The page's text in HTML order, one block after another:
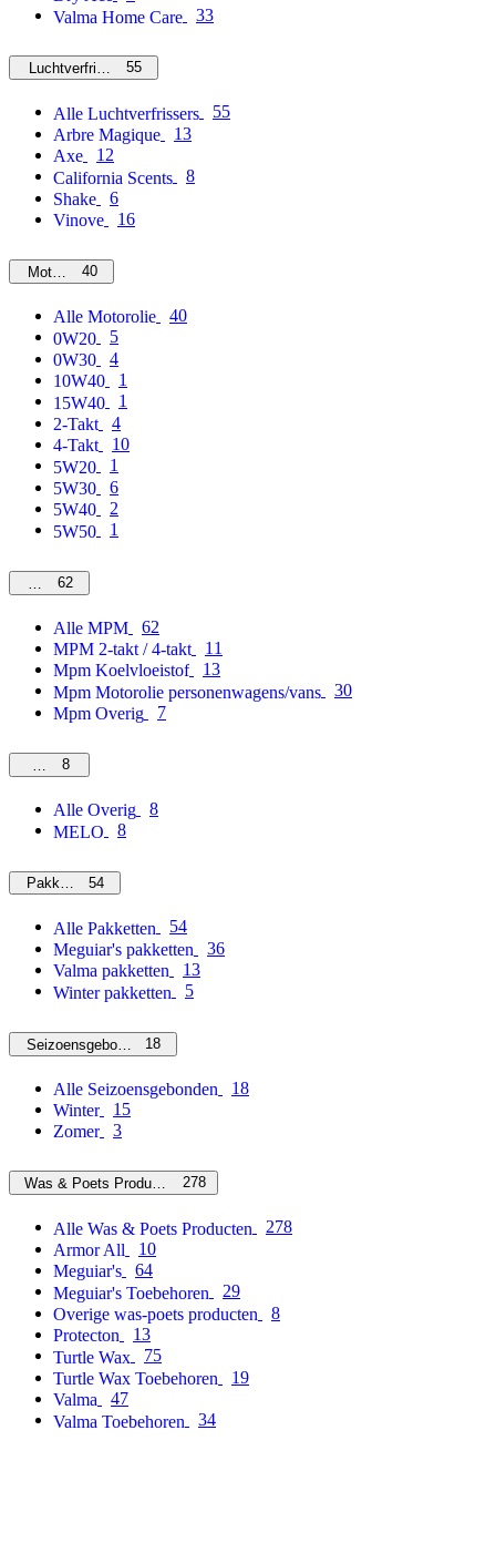
Valma Home Care
33
Luchtverfrissers55
Alle Luchtverfrissers
55
Arbre Magique
13
Axe
12
California Scents
8
Shake
6
Vinove
16
Motorolie40
Alle Motorolie
40
0W20
5
0W30
4
10W40
1
15W40
1
2-Takt
4
4-Takt
10
5W20
1
5W30
6
5W40
2
5W50
1
MPM62
Alle MPM
62
MPM 2-takt / 4-takt
11
Mpm Koelvloeistof
13
Mpm Motorolie personenwagens/vans
30
Mpm Overig
7
Overig
8
Alle Overig
8
MELO
8
Pakketten54
Alle Pakketten
54
Meguiar's pakketten
36
Valma pakketten
13
Winter pakketten
5
Seizoensgebonden18
Alle Seizoensgebonden
18
Winter
15
Zomer
3
Was & Poets Producten 278
Alle Was & Poets Producten
278
Armor All
10
Meguiar's
64
Meguiar's Toebehoren
29
Overige was-poets producten
8
Protecton
13
Turtle Wax
75
Turtle Wax Toebehoren
19
Valma
47
Valma Toebehoren
34